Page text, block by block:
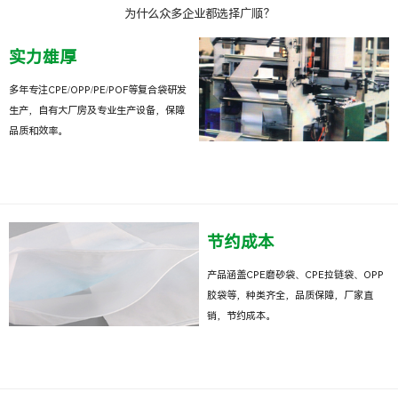
为什么众多企业都选择广顺？
实力雄厚
多年专注CPE/OPP/PE/POF等复合袋研发
生产，自有大厂房及专业生产设备，保障
品质和效率。
节约成本
产品涵盖CPE磨砂袋、CPE拉链袋、OPP
胶袋等，种类齐全，品质保障，厂家直
销，节约成本。